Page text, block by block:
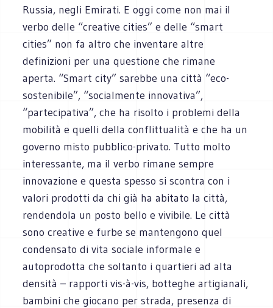
Russia, negli Emirati. E oggi come non mai il
verbo delle “creative cities” e delle “smart
cities” non fa altro che inventare altre
definizioni per una questione che rimane
aperta. “Smart city” sarebbe una città “eco-
sostenibile”, “socialmente innovativa”,
“partecipativa”, che ha risolto i problemi della
mobilità e quelli della conflittualità e che ha un
governo misto pubblico-privato. Tutto molto
interessante, ma il verbo rimane sempre
innovazione e questa spesso si scontra con i
valori prodotti da chi già ha abitato la città,
rendendola un posto bello e vivibile. Le città
sono creative e furbe se mantengono quel
condensato di vita sociale informale e
autoprodotta che soltanto i quartieri ad alta
densità – rapporti vis-à-vis, botteghe artigianali,
bambini che giocano per strada, presenza di